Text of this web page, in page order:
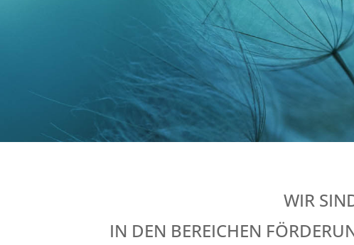
WIR
IN DEN BEREICHEN